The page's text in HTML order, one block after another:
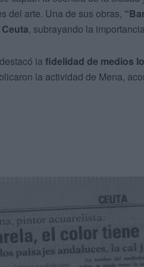
del arte. Una de sus obras,
, subrayando la
la fidelidad de medios
la actividad de Mena,